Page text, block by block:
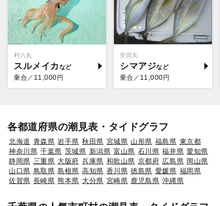
利八丸
スルメイカ
乗合／ 11,000円
安田丸
シマアジ
乗合／ 11,000円
各都道府県の潮見表・タイドグラフ
北海道 青森県 岩手県 秋田県 宮城県 山形県 福島県 東京都
神奈川県 千葉県 茨城県 新潟県 富山県 石川県 福井県 愛知県
静岡県 三重県 大阪府 兵庫県 和歌山県 京都府 広島県 岡山県
山口県 鳥取県 島根県 高知県 香川県 徳島県 愛媛県 福岡県
佐賀県 長崎県 熊本県 大分県 宮崎県 鹿児島県 沖縄県